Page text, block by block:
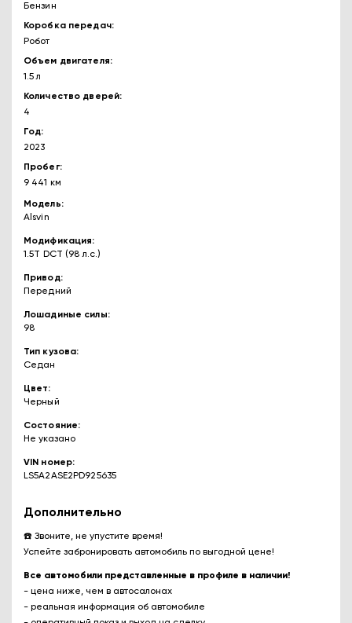
Бензин
Коробка передач
Робот
Объем двигателя
1.5 л
Количество дверей
4
Год
2023
Пробег
9 441 км
Модель
Alsvin
Модификация
1.5T DCT (98 л.с.)
Привод
Передний
Лошадиные силы
98
Тип кузова
Седан
Цвет
Черный
Состояние
Не указано
VIN номер
LS5A2ASE2PD925635
Дополнительно
☎️ Звоните, не упустите время!
Успейте забронировать автомобиль по выгодной цене!
Все автомобили представленные в профиле в наличии!
- цена ниже, чем в автосалонах
- реальная информация об автомобиле